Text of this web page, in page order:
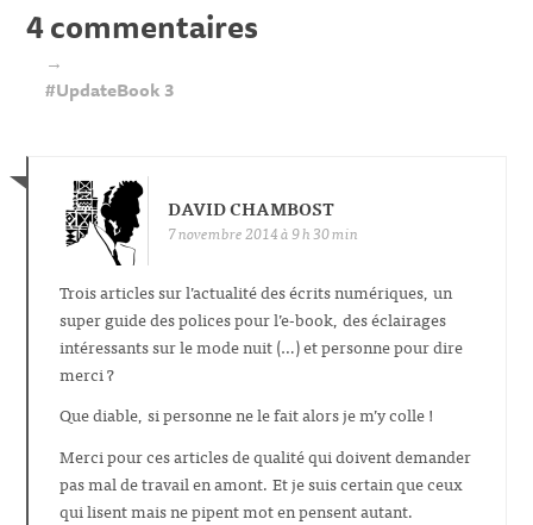
4 commentaires
→
#UpdateBook 3
DAVID CHAMBOST
7 novembre 2014 à 9 h 30 min
Trois articles sur l’actualité des écrits numériques, un
super guide des polices pour l’e-book, des éclairages
intéressants sur le mode nuit (…) et personne pour dire
merci ?
Que diable, si personne ne le fait alors je m’y colle !
Merci pour ces articles de qualité qui doivent demander
pas mal de travail en amont. Et je suis certain que ceux
qui lisent mais ne pipent mot en pensent autant.